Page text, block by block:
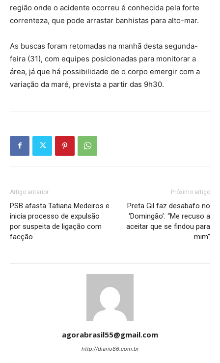
região onde o acidente ocorreu é conhecida pela forte
correnteza, que pode arrastar banhistas para alto-mar.
As buscas foram retomadas na manhã desta segunda-
feira (31), com equipes posicionadas para monitorar a
área, já que há possibilidade de o corpo emergir com a
variação da maré, prevista a partir das 9h30.
Artigo anterior
PSB afasta Tatiana Medeiros e
inicia processo de expulsão
por suspeita de ligação com
facção
Próximo artigo
Preta Gil faz desabafo no
‘Domingão’: “Me recuso a
aceitar que se findou para
mim”
agorabrasil55@gmail.com
http://diario86.com.br